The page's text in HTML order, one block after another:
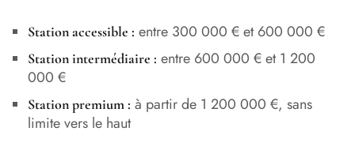
Station accessible : entre 300 000 € et 600 000 €
Station intermédiaire : entre 600 000 € et 1 200
000 €
Station premium : à partir de 1 200 000 €, sans
limite vers le haut